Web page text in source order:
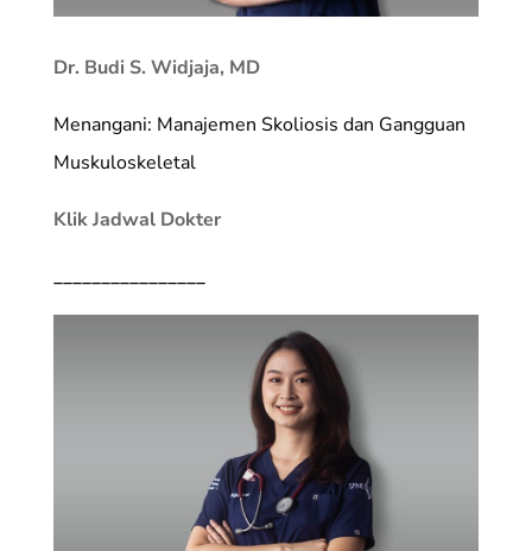
Dr. Budi S. Widjaja, MD
Menangani: Manajemen Skoliosis dan Gangguan
Muskuloskeletal
Klik Jadwal Dokter
________________